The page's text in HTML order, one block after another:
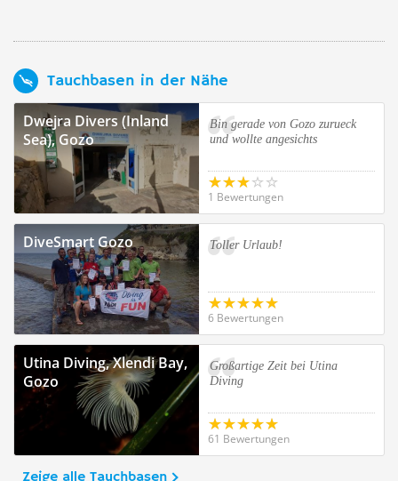
Tauchbasen in der Nähe
Dwejra Divers (Inland
Sea), Gozo
Bin gerade von Gozo zurueck
und wollte angesichts
1 Bewertungen
DiveSmart Gozo Toller Urlaub!
6 Bewertungen
Utina Diving, Xlendi Bay,
Gozo
Großartige Zeit bei Utina
Diving
61 Bewertungen
Zeige alle Tauchbasen